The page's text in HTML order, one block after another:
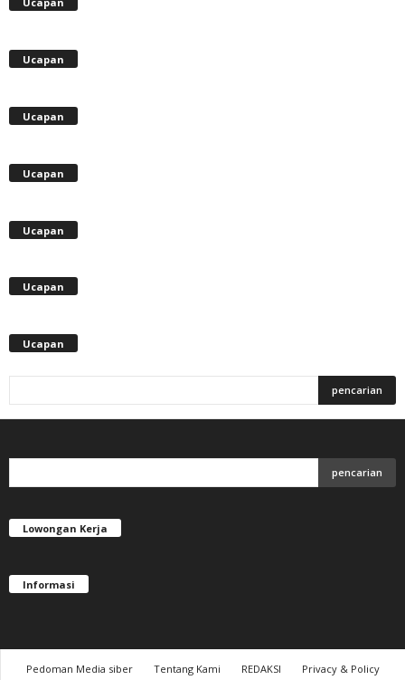
Ucapan
Ucapan
Ucapan
Ucapan
Ucapan
Ucapan
Lowongan Kerja
Informasi
Pedoman Media siber Tentang Kami REDAKSI Privacy & Policy